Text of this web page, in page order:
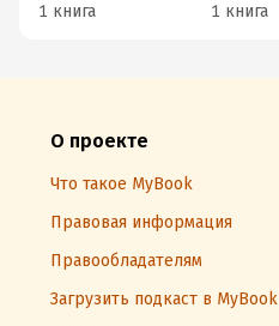
1 книга 1 книга
О проекте
Что такое MyBook
Правовая информация
Правообладателям
Загрузить подкаст в